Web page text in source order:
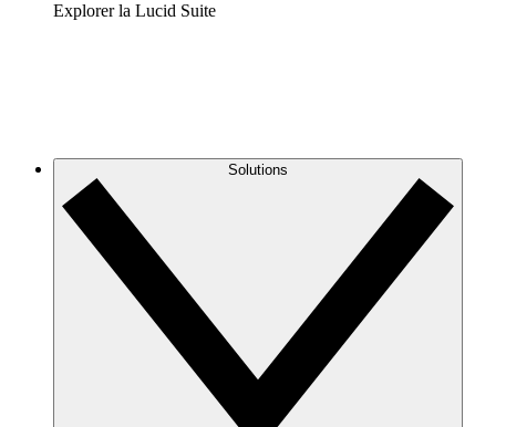
Explorer la Lucid Suite
Solutions